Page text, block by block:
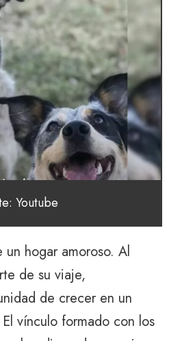
Youtube
hogar amoroso. Al
de su viaje,
de crecer en un
vínculo formado con los